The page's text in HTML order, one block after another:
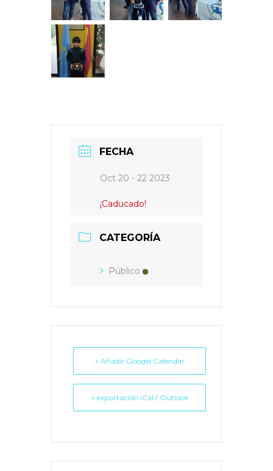
FECHA
Oct 20 - 22 2023
¡Caducado!
CATEGORÍA
Público
+ Añadir Google Calendar
+ exportación iCal / Outlook